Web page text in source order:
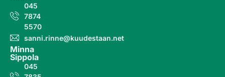
045
7874
5570
sanni.rinne@kuudestaan.net
Minna
Sippola
045